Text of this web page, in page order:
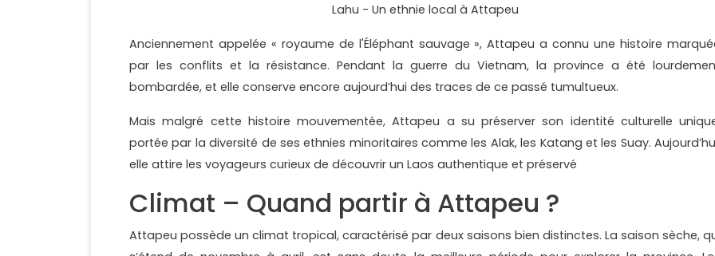
Lahu - Un ethnie local à Attapeu
Anciennement appelée « royaume de l'Éléphant sauvage », Attapeu a connu une histoire
par les conflits et la résistance. Pendant la guerre du Vietnam, la province a été
bombardée, et elle conserve encore aujourd’hui des traces de ce passé tumultueux.
Mais malgré cette histoire mouvementée, Attapeu a su préserver son identité culturelle
portée par la diversité de ses ethnies minoritaires comme les Alak, les Katang et les Suay.
elle attire les voyageurs curieux de découvrir un Laos authentique et préservé
Climat – Quand partir à Attapeu ?
Attapeu possède un climat tropical, caractérisé par deux saisons bien distinctes. La saison sèche,